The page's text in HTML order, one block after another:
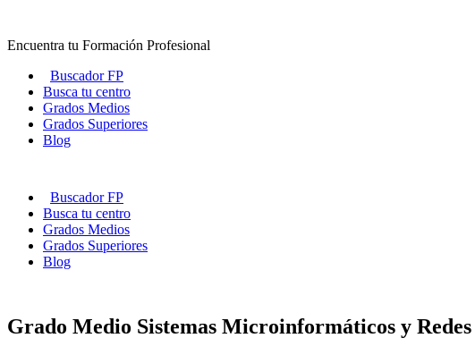
contenido
Encuentra tu Formación Profesional
Buscador FP
Busca tu centro
Grados Medios
Grados Superiores
Blog
Buscador FP
Busca tu centro
Grados Medios
Grados Superiores
Blog
Grado Medio Sistemas Microinformáticos y